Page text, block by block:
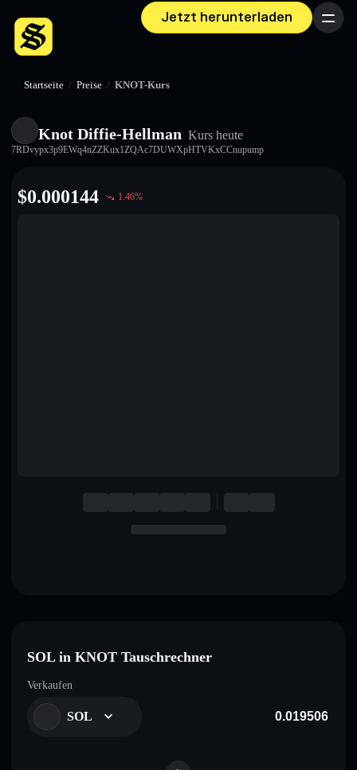
Jetzt herunterladen Menü
Startseite / Preise / KNOT-Kurs
Knot Diffie-Hellman Kurs heute
7RDvypx3p9EWq4nZZKux1ZQAc7DUWXpHTVKxCCnupump
$0.000144 1.46%
SOL in KNOT Tauschrechner
Verkaufen
SOL